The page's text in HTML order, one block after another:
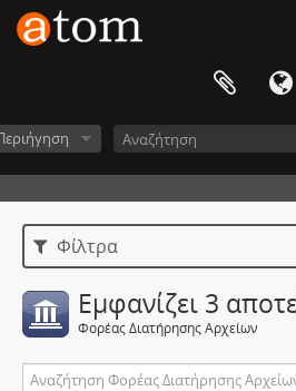
Φίλτρα
Εμφανίζει 3
Φορέας Διατήρησης Αρχείων